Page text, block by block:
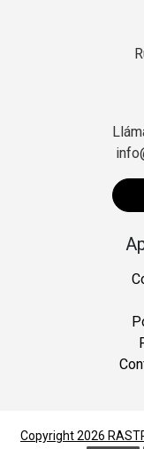
Copyright 2026